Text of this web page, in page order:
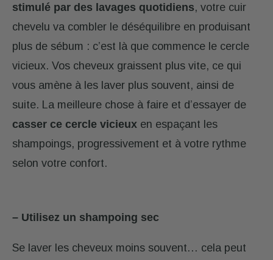
stimulé par des lavages quotidiens, votre cuir
chevelu va combler le déséquilibre en produisant
plus de sébum : c’est là que commence le cercle
vicieux. Vos cheveux graissent plus vite, ce qui
vous amène à les laver plus souvent, ainsi de
suite. La meilleure chose à faire et d’essayer de
casser ce cercle vicieux en espaçant les
shampoings, progressivement et à votre rythme
selon votre confort.
– Utilisez un shampoing sec
Se laver les cheveux moins souvent… cela peut